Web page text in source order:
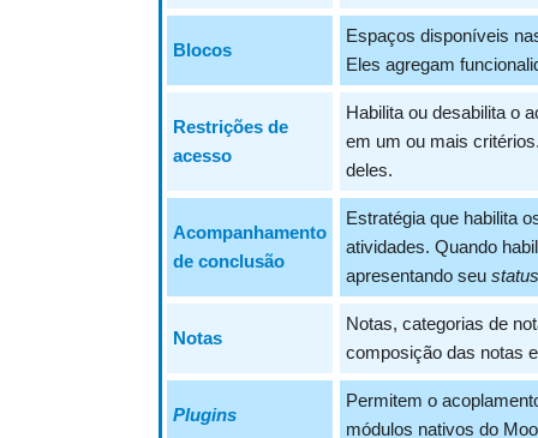
Blocos
Espaços disponíveis
Eles agregam
Restrições de
acesso
Habilita ou desabilita o
em um ou mais
deles.
Acompanhamento
de conclusão
Estratégia que habilita
atividades. Quando
apresentando seu status
Notas
Notas, categorias de
composição das notas
Plugins
Permitem o
módulos nativos do